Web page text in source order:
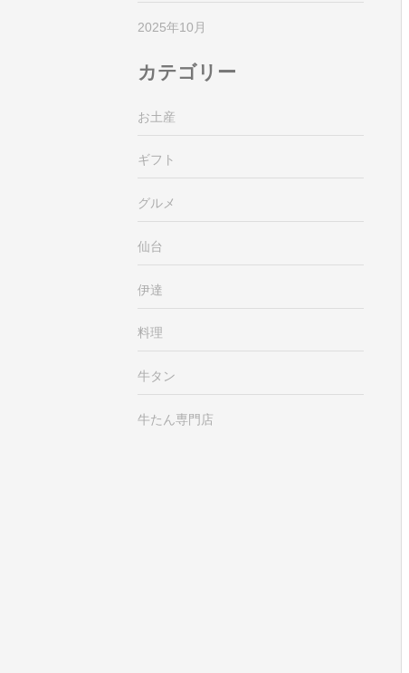
2025年10月
カテゴリー
お土産
ギフト
グルメ
仙台
伊達
料理
牛タン
牛たん専門店